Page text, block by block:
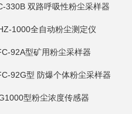
330B 双路呼吸性粉尘采样器
1000全自动粉尘测定仪
92A型矿用粉尘采样器
92G型 防爆个体粉尘采样器
型粉尘浓度传感器